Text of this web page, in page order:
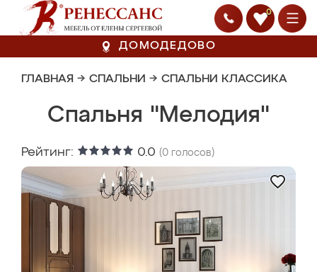
0
ДОМОДЕДОВО
ГЛАВНАЯ → СПАЛЬНИ → СПАЛЬНИ КЛАССИКА
Спальня "Мелодия"
Рейтинг: 0.0 (0 голосов)